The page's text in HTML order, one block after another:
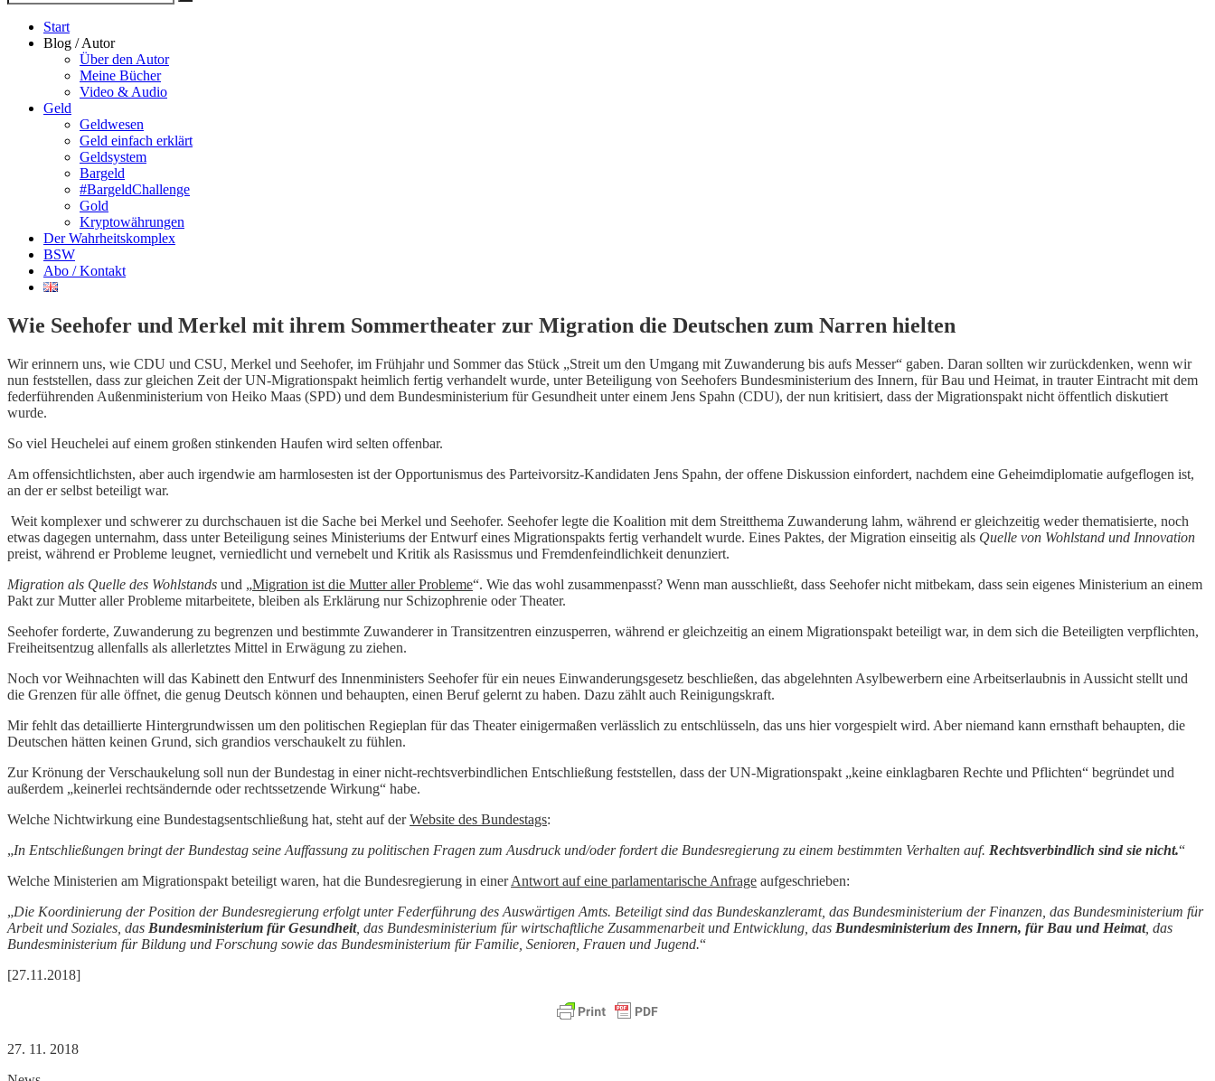
nach
Suche
Start
Blog / Autor
Über den Autor
Meine Bücher
Video & Audio
Geld
Geldwesen
Geld einfach erklärt
Geldsystem
Bargeld
#BargeldChallenge
Gold
Kryptowährungen
Der Wahrheitskomplex
BSW
Abo / Kontakt
Wie Seehofer und Merkel mit ihrem Sommertheater zur Migration die Deutschen zum Narren hielten
Wir erinnern uns, wie CDU und CSU, Merkel und Seehofer, im Frühjahr und Sommer das Stück „Streit um den Umgang mit Zuwanderung bis aufs Messer“ gaben. Daran sollten wir zurückdenken, wenn wir
nun feststellen, dass zur gleichen Zeit der UN-Migrationspakt heimlich fertig verhandelt wurde, unter Beteiligung von Seehofers Bundesministerium des Innern, für Bau und Heimat, in trauter Eintracht mit dem
federführenden Außenministerium von Heiko Maas (SPD) und dem Bundesministerium für Gesundheit unter einem Jens Spahn (CDU), der nun kritisiert, dass der Migrationspakt nicht öffentlich diskutiert
wurde.
So viel Heuchelei auf einem großen stinkenden Haufen wird selten offenbar.
Am offensichtlichsten, aber auch irgendwie am harmlosesten ist der Opportunismus des Parteivorsitz-Kandidaten Jens Spahn, der offene Diskussion einfordert, nachdem eine Geheimdiplomatie aufgeflogen ist,
an der er selbst beteiligt war.
Weit komplexer und schwerer zu durchschauen ist die Sache bei Merkel und Seehofer. Seehofer legte die Koalition mit dem Streitthema Zuwanderung lahm, während er gleichzeitig weder thematisierte, noch
etwas dagegen unternahm, dass unter Beteiligung seines Ministeriums der Entwurf eines Migrationspakts fertig verhandelt wurde. Eines Paktes, der Migration einseitig als Quelle von Wohlstand und Innovation
preist, während er Probleme leugnet, verniedlicht und vernebelt und Kritik als Rasissmus und Fremdenfeindlichkeit denunziert.
Migration als Quelle des Wohlstands und „Migration ist die Mutter aller Probleme“. Wie das wohl zusammenpasst? Wenn man ausschließt, dass Seehofer nicht mitbekam, dass sein eigenes Ministerium an einem
Pakt zur Mutter aller Probleme mitarbeitete, bleiben als Erklärung nur Schizophrenie oder Theater.
Seehofer forderte, Zuwanderung zu begrenzen und bestimmte Zuwanderer in Transitzentren einzusperren, während er gleichzeitig an einem Migrationspakt beteiligt war, in dem sich die Beteiligten verpflichten,
Freiheitsentzug allenfalls als allerletztes Mittel in Erwägung zu ziehen.
Noch vor Weihnachten will das Kabinett den Entwurf des Innenministers Seehofer für ein neues Einwanderungsgesetz beschließen, das abgelehnten Asylbewerbern eine Arbeitserlaubnis in Aussicht stellt und
die Grenzen für alle öffnet, die genug Deutsch können und behaupten, einen Beruf gelernt zu haben. Dazu zählt auch Reinigungskraft.
Mir fehlt das detaillierte Hintergrundwissen um den politischen Regieplan für das Theater einigermaßen verlässlich zu entschlüsseln, das uns hier vorgespielt wird. Aber niemand kann ernsthaft behaupten, die
Deutschen hätten keinen Grund, sich grandios verschaukelt zu fühlen.
Zur Krönung der Verschaukelung soll nun der Bundestag in einer nicht-rechtsverbindlichen Entschließung feststellen, dass der UN-Migrationspakt „keine einklagbaren Rechte und Pflichten“ begründet und
außerdem „keinerlei rechtsändernde oder rechtssetzende Wirkung“ habe.
Welche Nichtwirkung eine Bundestagsentschließung hat, steht auf derWebsite des Bundestags:
„In Entschließungen bringt der Bundestag seine Auffassung zu politischen Fragen zum Ausdruck und/oder fordert die Bundesregierung zu einem bestimmten Verhalten auf. Rechtsverbindlich sind sie nicht.“
Welche Ministerien am Migrationspakt beteiligt waren, hat die Bundesregierung in einerAntwort auf eine parlamentarische Anfrage aufgeschrieben:
„Die Koordinierung der Position der Bundesregierung erfolgt unter Federführung des Auswärtigen Amts. Beteiligt sind das Bundeskanzleramt, das Bundesministerium der Finanzen, das Bundesministerium für
Arbeit und Soziales, das Bundesministerium für Gesundheit, das Bundesministerium für wirtschaftliche Zusammenarbeit und Entwicklung, das Bundesministerium des Innern, für Bau und Heimat, das
Bundesministerium für Bildung und Forschung sowie das Bundesministerium für Familie, Senioren, Frauen und Jugend.“
[27.11.2018]
27. 11. 2018